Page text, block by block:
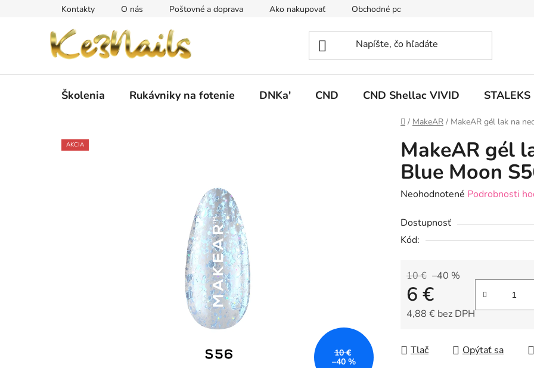
Kontakty O nás Poštovné a doprava Ako nakupovať Obchodné podmienky
Školenia Rukávniky na fotenie DNKa' CND CND Shellac VIVID STALEKS
Domov
/ MakeAR / MakeAR gél lak na
MakeAR gél
Blue Moon
Priemerné
produktu
je
Neohodnotené Podrobnosti
Dostupnosť
Kód:
10 € –40 %
6 €
4,88 € bez DPH
Tlač
Opýtať sa
AKCIA
10 €
–40 %